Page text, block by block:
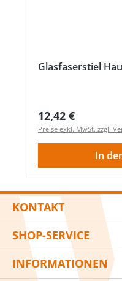
Glasfaserstiel
Regulärer Preis:
12,42 €
Preise exkl. MwSt. zzgl.
In
KONTAKT
SHOP-SERVICE
INFORMATIONEN